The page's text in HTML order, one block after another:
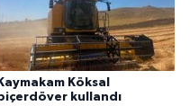
Kaymakam Köksal
biçerdöver kullandı